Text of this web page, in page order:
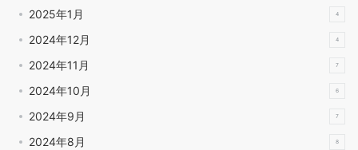
2025年1月 4
2024年12月 4
2024年11月 7
2024年10月 6
2024年9月 7
2024年8月 8